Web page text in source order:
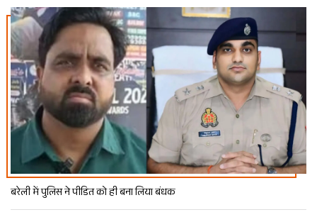
बरेली में पुलिस ने पीडित को ही बना लिया बंधक